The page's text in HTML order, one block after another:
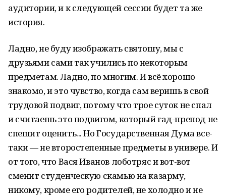
аудитории, и к следующей сессии будет та же
история.
Ладно, не буду изображать святошу, мы с
друзьями сами так учились по некоторым
предметам. Ладно, по многим. И всё хорошо
знакомо, и это чувство, когда сам веришь в свой
трудовой подвиг, потому что трое суток не спал
и считаешь это подвигом, который гад-препод не
спешит оценить... Но Государственная Дума все-
таки — не второстепенные предметы в универе. И
от того, что Вася Иванов лоботряс и вот-вот
сменит студенческую скамью на казарму,
никому, кроме его родителей, не холодно и не